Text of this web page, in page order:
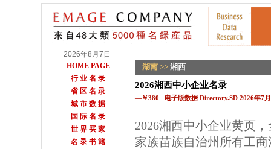
2026年8月7日
HOME PAGE
行 业 名 录
省 区 名 录
城 市 数 据
国 际 名 录
世 界 买 家
名 录 书 籍
湖南 >> 湘西
2026湘西中小企业名录
—￥380 电子版数据 Directory.SD 2026年7
2026湘西中小企业黄页
家族苗族自治州所有工